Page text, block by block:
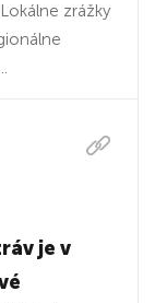
zrážky
je v